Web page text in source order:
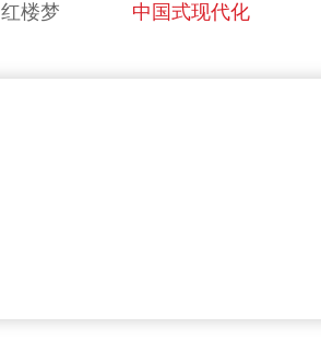
红楼梦 中国式现代化